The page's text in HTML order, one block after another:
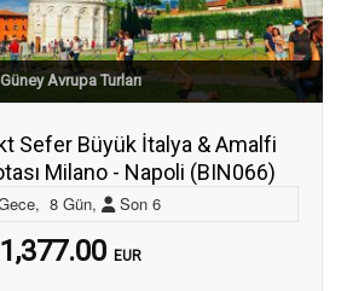
Güney Avrupa Turları
Sefer Büyük İtalya & Amalfi
Milano - Napoli (BIN066)
, 8 Gün, Son 6
1,377.00 EUR